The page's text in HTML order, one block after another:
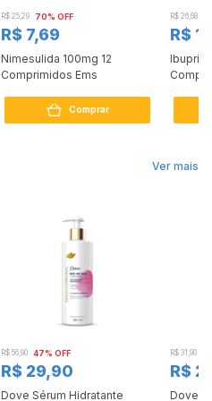
R$ 25,29 70% OFF
R$ 7,69
Nimesulida 100mg 12
Comprimidos Ems
Comprar
R$ 26,68
R$
Ibupril
Ver mais
R$ 56,90 47% OFF
R$ 29,90
Dove Sérum Hidratante
R$ 31,90
R$
Dove